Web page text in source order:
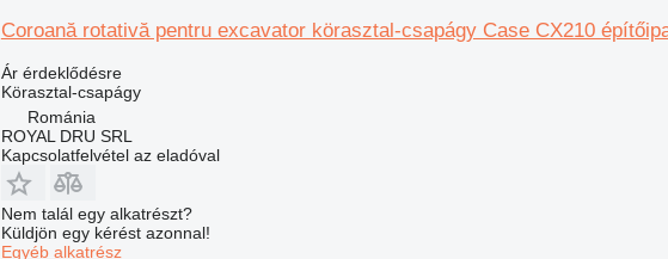
Coroană rotativă pentru excavator körasztal-csapágy Case CX210
Ár érdeklődésre
Körasztal-csapágy
Románia
ROYAL DRU SRL
Kapcsolatfelvétel az eladóval
Nem talál egy alkatrészt?
Küldjön egy kérést azonnal!
Egyéb alkatrész